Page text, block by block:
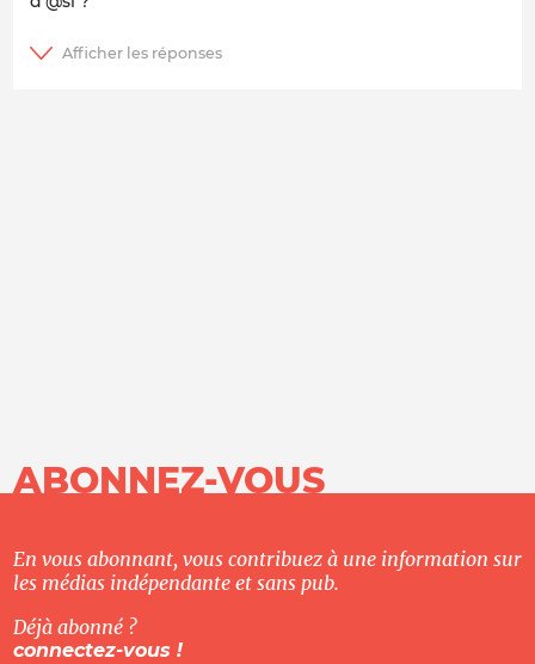
ABONNEZ-VOUS
En vous abonnant, vous contribuez à une information sur
les médias indépendante et sans pub.
Déjà abonné ?
connectez-vous !